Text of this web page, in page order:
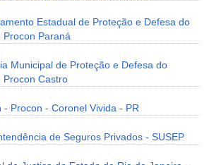
Estadual de Proteção e Defesa do
Procon Paraná
Municipal de Proteção e Defesa do
Procon Castro
- Procon - Coronel Vivida - PR
de Seguros Privados - SUSEP